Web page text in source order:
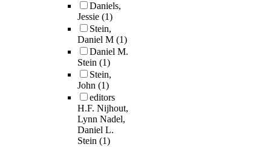
Daniels,
Jessie (1)
Stein,
Daniel M (1)
Daniel M.
Stein (1)
Stein,
John (1)
editors
H.F. Nijhout,
Lynn Nadel,
Daniel L.
Stein (1)